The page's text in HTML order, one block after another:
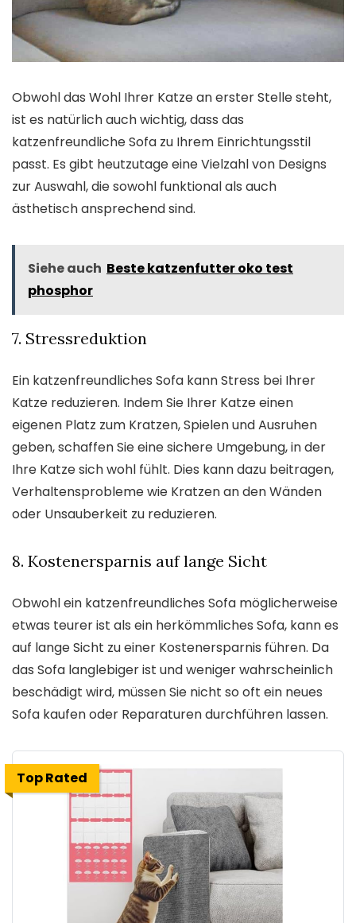
Obwohl das Wohl Ihrer Katze an erster Stelle steht,
ist es natürlich auch wichtig, dass das
katzenfreundliche Sofa zu Ihrem Einrichtungsstil
passt. Es gibt heutzutage eine Vielzahl von Designs
zur Auswahl, die sowohl funktional als auch
ästhetisch ansprechend sind.
Siehe auch Beste katzenfutter oko test
phosphor
7. Stressreduktion
Ein katzenfreundliches Sofa kann Stress bei Ihrer
Katze reduzieren. Indem Sie Ihrer Katze einen
eigenen Platz zum Kratzen, Spielen und Ausruhen
geben, schaffen Sie eine sichere Umgebung, in der
Ihre Katze sich wohl fühlt. Dies kann dazu beitragen,
Verhaltensprobleme wie Kratzen an den Wänden
oder Unsauberkeit zu reduzieren.
8. Kostenersparnis auf lange Sicht
Obwohl ein katzenfreundliches Sofa möglicherweise
etwas teurer ist als ein herkömmliches Sofa, kann es
auf lange Sicht zu einer Kostenersparnis führen. Da
das Sofa langlebiger ist und weniger wahrscheinlich
beschädigt wird, müssen Sie nicht so oft ein neues
Sofa kaufen oder Reparaturen durchführen lassen.
Top Rated